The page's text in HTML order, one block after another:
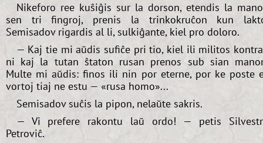
Nikeforo ree kuŝiĝis sur la dorson, etendis la
sen tri fingroj, prenis la trinkokruĉon kun
Semisadov rigardis al li, sulkiĝante, kiel pro doloro.
— Kaj tie mi aŭdis sufiĉe pri tio, kiel ili militos
ni kaj la tutan ŝtaton rusan prenos sub sian
Multe mi aŭdis: finos ili nin por eterne, por ke poste
vortoj tiaj ne estu — «rusa homo»...
Semisadov suĉis la pipon, nelaŭte sakris.
— Vi prefere rakontu laŭ ordo! — petis
Petroviĉ.